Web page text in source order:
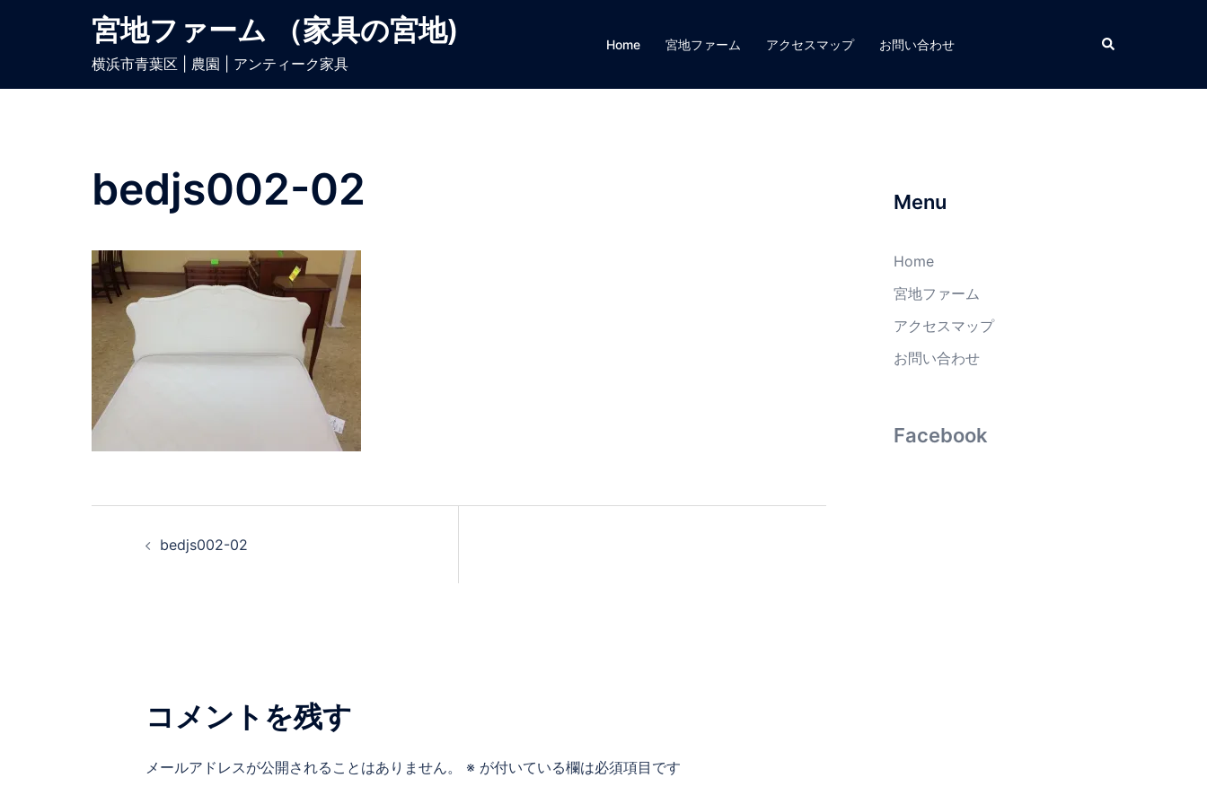
宮地ファーム （家具の宮地)
横浜市青葉区 | 農園 | アンティーク家具
Home 宮地ファーム アクセスマップ お問い合わせ
bedjs002-02
bedjs002-02
コメントを残す
メールアドレスが公開されることはありません。 ※ が付いている欄は必須項目です
Menu
Home
宮地ファーム
アクセスマップ
お問い合わせ
Facebook